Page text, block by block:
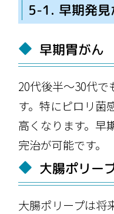
5-1. 早期発見
早期胃がん
20代後半〜30代
す。特にピロリ菌
高くなります。早
完治が可能です。
大腸ポリー
大腸ポリープは将